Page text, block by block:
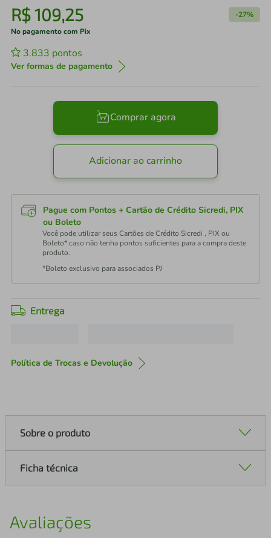
R$109,25 -27%
No pagamento com Pix
3.833 pontos
Ver formas de pagamento
Comprar agora
Adicionar ao carrinho
Pague com Pontos + Cartão de Crédito Sicredi, PIX
ou Boleto
Você pode utilizar seus Cartões de Crédito Sicredi , PIX ou
Boleto* caso não tenha pontos suficientes para a compra deste
produto.
*Boleto exclusivo para associados PJ
Entrega
Política de Trocas e Devolução
Sobre o produto
Ficha técnica
Avaliações